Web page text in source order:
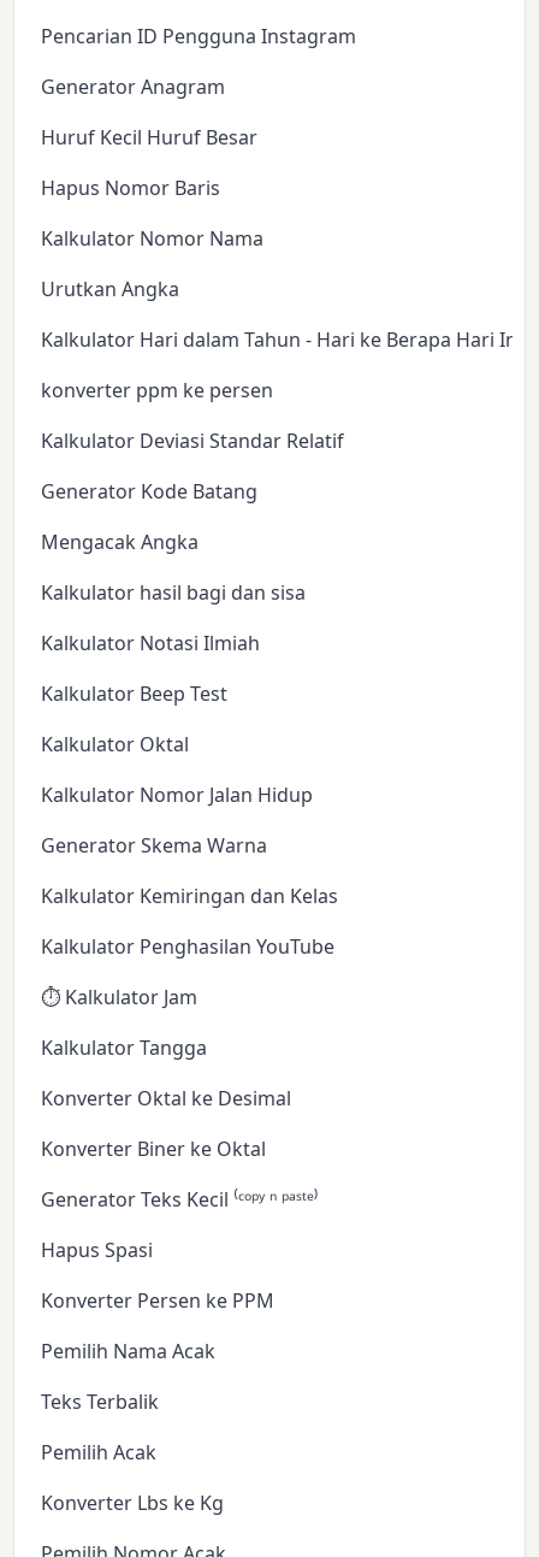
Pencarian ID Pengguna Instagram
Generator Anagram
Huruf Kecil Huruf Besar
Hapus Nomor Baris
Kalkulator Nomor Nama
Urutkan Angka
Kalkulator Hari dalam Tahun - Hari ke Berapa Hari Ini?
konverter ppm ke persen
Kalkulator Deviasi Standar Relatif
Generator Kode Batang
Mengacak Angka
Kalkulator hasil bagi dan sisa
Kalkulator Notasi Ilmiah
Kalkulator Beep Test
Kalkulator Oktal
Kalkulator Nomor Jalan Hidup
Generator Skema Warna
Kalkulator Kemiringan dan Kelas
Kalkulator Penghasilan YouTube
⏱️ Kalkulator Jam
Kalkulator Tangga
Konverter Oktal ke Desimal
Konverter Biner ke Oktal
Generator Teks Kecil ⁽ᶜᵒᵖʸ ⁿ ᵖᵃˢᵗᵉ⁾
Hapus Spasi
Konverter Persen ke PPM
Pemilih Nama Acak
Teks Terbalik
Pemilih Acak
Konverter Lbs ke Kg